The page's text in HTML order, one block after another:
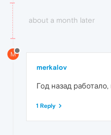
about a month later
M
merkalov
Год назад
1 Reply